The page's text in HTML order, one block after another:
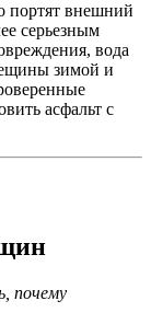
портят внешний
серьезным
вода
зимой и
асфальт с
почему